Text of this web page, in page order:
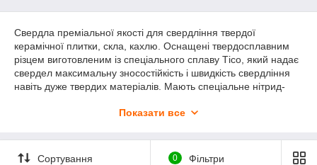
Свердла преміальної якості для свердління твердої
керамічної плитки, скла, кахлю. Оснащені твердосплавним
різцем виготовленим із спеціального сплаву Тісо, який надає
свердел максимальну зносостійкість і швидкість свердління
навіть дуже твердих матеріалів. Мають спеціальне нітрид-
Показати все
Сортування 0 Фільтри